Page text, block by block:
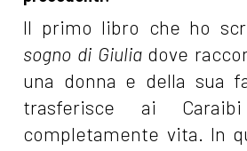
Il primo libro che ho
sogno di Giulia dove
una donna e della sua
trasferisce ai
completamente vita. In